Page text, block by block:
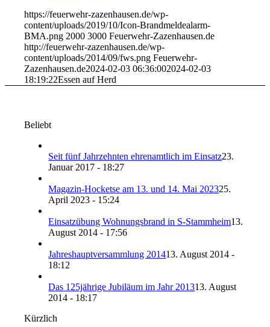
https://feuerwehr-zazenhausen.de/wp-
content/uploads/2019/10/Icon-Brandmeldealarm-
BMA.png 2000 3000 Feuerwehr-Zazenhausen.de
http://feuerwehr-zazenhausen.de/wp-
content/uploads/2014/09/fws.png Feuerwehr-
Zazenhausen.de2024-02-03 06:36:002024-02-03
18:19:22Essen auf Herd
Beliebt
Seit fünf Jahrzehnten ehrenamtlich im Einsatz23.
Januar 2017 - 18:27
Magazin-Hocketse am 13. und 14. Mai 202325.
April 2023 - 15:24
Einsatzübung Wohnungsbrand in S-Stammheim13.
August 2014 - 17:56
Jahreshauptversammlung 201413. August 2014 -
18:12
Das 125jährige Jubiläum im Jahr 201313. August
2014 - 18:17
Kürzlich